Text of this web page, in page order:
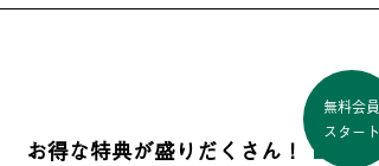
お得な特典が盛りだくさん！
無料会員
スタート